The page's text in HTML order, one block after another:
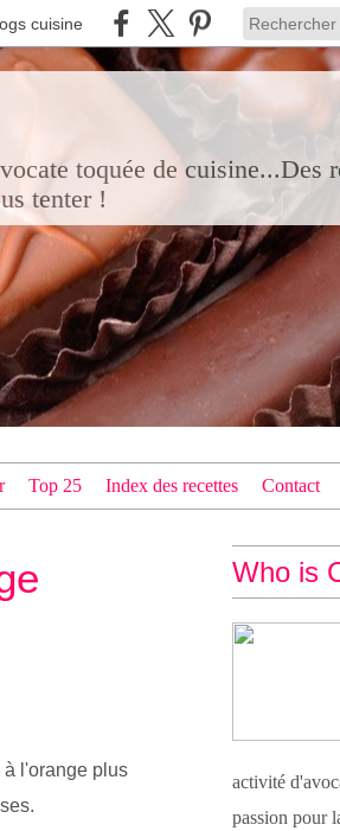
cuisine
toquée de cuisine...Des
tenter !
Top 25 Index des recettes Contact
à l'orange plus
Who is
activité
passion pour